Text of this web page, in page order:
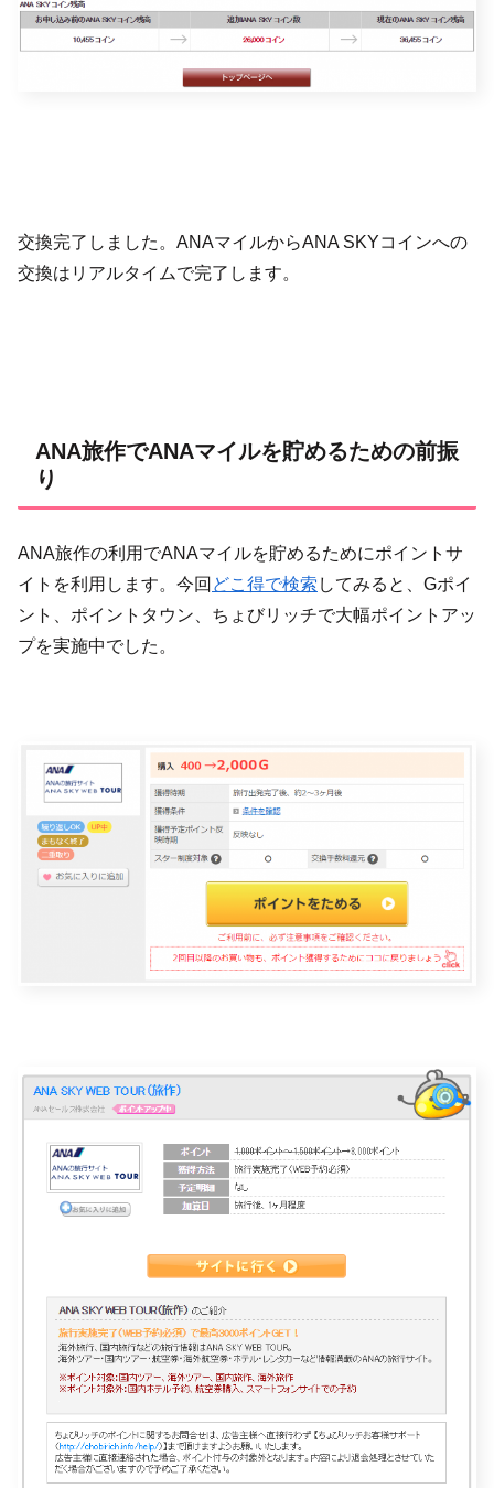
交換完了しました。ANAマイルからANA SKYコインへの
交換はリアルタイムで完了します。
ANA旅作でANAマイルを貯めるための前振
り
ANA旅作の利用でANAマイルを貯めるためにポイントサ
イトを利用します。今回 どこ得で検索 してみると、Gポイ
ント、ポイントタウン、ちょびリッチで大幅ポイントアッ
プを実施中でした。